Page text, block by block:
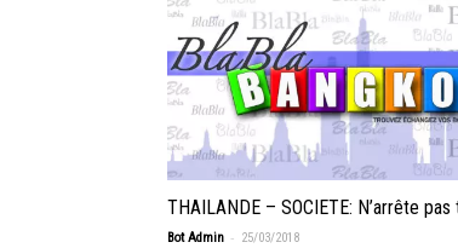
THAILANDE – SOCIETE: N’arrête pas
Bot Admin - 25/03/2018